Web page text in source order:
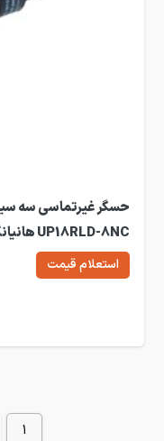
UP18RLD-8NC هانیانگ
استعلام قیمت
1